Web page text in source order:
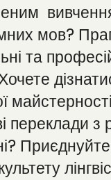
мов?
та
переклади з